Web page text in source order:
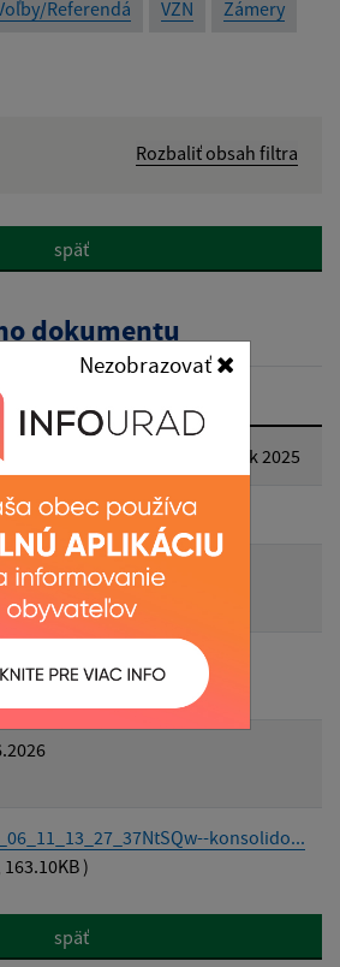
Nezobrazovať
Referendá VZN Zámery
Rozbaliť obsah filtra
od:
do:
Reset
späť
dokumentu
výročná správa za rok 2025
Hospodárenie
konsolido...
163.10KB )
späť